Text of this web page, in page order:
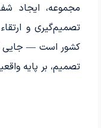
مجموعه، ایجاد
تصمیم‌گیری و
کشور است — جایی
تصمیم، بر پایه